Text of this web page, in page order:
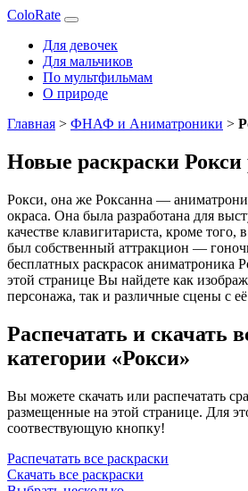
ColoRate
Для девочек
Для мальчиков
По мультфильмам
О природе
Главная > ФНАФ и Аниматроники >
Новые раскраски Рокси
Рокси, она же Роксанна —
окраса. Она была разработана для
качестве клавигитариста, кроме того,
был собственный аттракцион —
бесплатных раскрасок
этой странице Вы найдете как
персонажа, так и различные сцены с
Распечатать и скачать
категории «Рокси»
Вы можете скачать или распечатать
размещенные на этой странице. Для
соотвествующую кнопку!
Распечатать все раскраски
Скачать все раскраски